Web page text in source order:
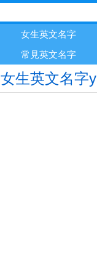
女生英文名字
常見英文名字
女生英文名字y